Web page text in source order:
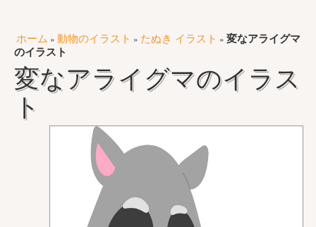
ホーム » 動物のイラスト » たぬき イラスト » 変なアライグマ
のイラスト
変なアライグマのイラス
ト